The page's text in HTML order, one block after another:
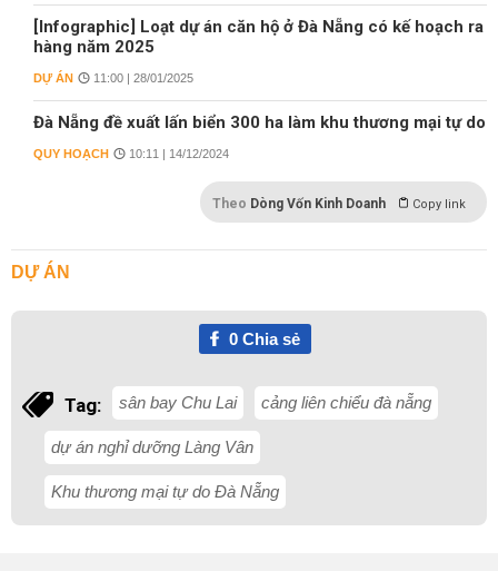
[Infographic] Loạt dự án căn hộ ở Đà Nẵng có kế hoạch ra
hàng năm 2025
DỰ ÁN 11:00 | 28/01/2025
Đà Nẵng đề xuất lấn biển 300 ha làm khu thương mại tự do
QUY HOẠCH 10:11 | 14/12/2024
Theo Dòng Vốn Kinh Doanh Copy link
DỰ ÁN
0Chia sẻ
Tag: sân bay Chu Lai cảng liên chiểu đà nẵng
dự án nghỉ dưỡng Làng Vân
Khu thương mại tự do Đà Nẵng